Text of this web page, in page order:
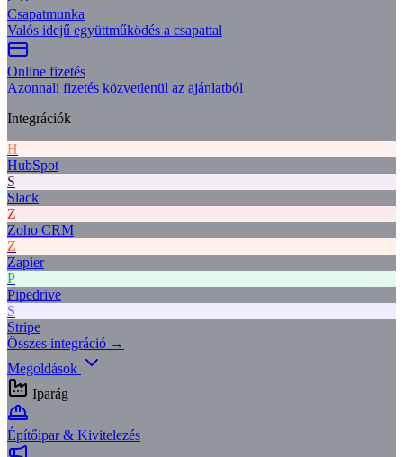
Csapatmunka
Valós idejű együttműködés a csapattal
Online fizetés
Azonnali fizetés közvetlenül az ajánlatból
Integrációk
H
HubSpot
S
Slack
Z
Zoho CRM
Z
Zapier
P
Pipedrive
S
Stripe
Összes integráció →
Megoldások
Iparág
Építőipar & Kivitelezés